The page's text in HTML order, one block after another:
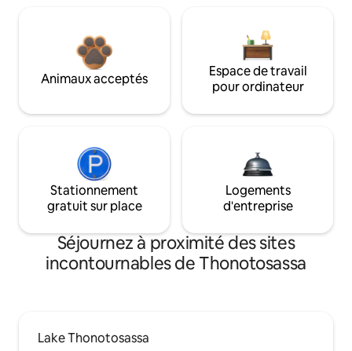
Animaux acceptés
Espace de travail
pour ordinateur
Stationnement
gratuit sur place
Logements
d'entreprise
Séjournez à proximité des sites
incontournables de Thonotosassa
Lake Thonotosassa